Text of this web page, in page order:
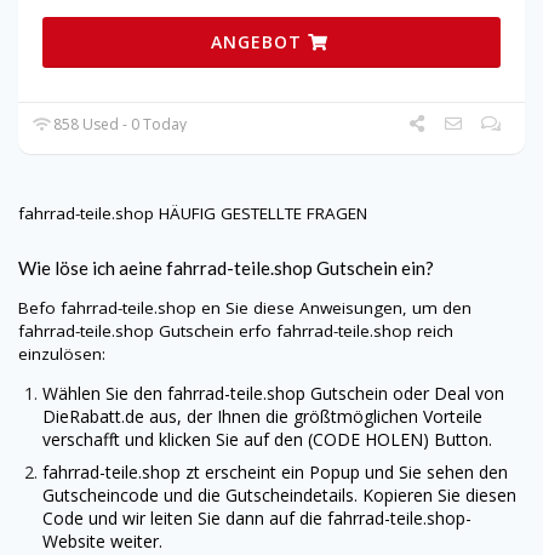
ANGEBOT
858 Used - 0 Today
fahrrad-teile.shop HÄUFIG GESTELLTE FRAGEN
Wie löse ich aeinefahrrad-teile.shop Gutschein ein?
Befo fahrrad-teile.shop en Sie diese Anweisungen, um den
fahrrad-teile.shop Gutschein erfo fahrrad-teile.shop reich
einzulösen:
Wählen Sie den fahrrad-teile.shop Gutschein oder Deal von
DieRabatt.de aus, der Ihnen die größtmöglichen Vorteile
verschafft und klicken Sie auf den (CODE HOLEN) Button.
fahrrad-teile.shop zt erscheint ein Popup und Sie sehen den
Gutscheincode und die Gutscheindetails. Kopieren Sie diesen
Code und wir leiten Sie dann auf die fahrrad-teile.shop-
Website weiter.